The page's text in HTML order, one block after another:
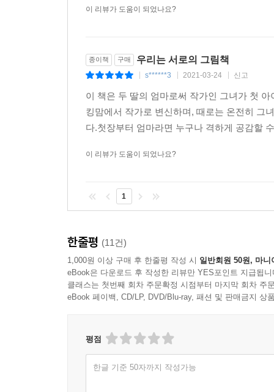
이 리뷰가 도움이 되었나요?
종이책 구매 우리는 서로의 그림책
s******3 2021-03-24 신고
이 책은 두 딸의 엄마로써 작가인 그녀가 첫
킹맘에서 작가로 변신하며, 때로는 온전히 그
다.첫장부터 엄마라면 누구나 격하게 공감할
이 리뷰가 도움이 되었나요?
1
한줄평 (11건)
1,000원 이상 구매 후 한줄평 작성 시 일반회원 50원, 마니
eBook은 다운로드 후 작성한 리뷰만 YES포인트 지급됩니
클래스는 첫번째 회차 주문확정 시점부터 마지막 회차 주
eBook 페이백, CD/LP, DVD/Blu-ray, 패션 및 판매금지 상
평점
한글 기준 50자까지 작성가능